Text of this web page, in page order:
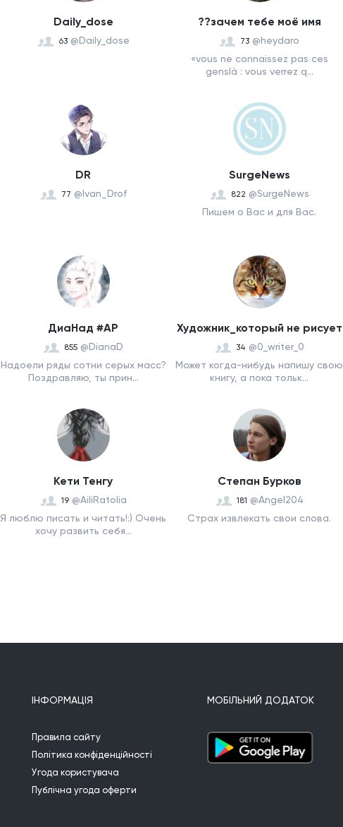
Daily_dose
63 @Daily_dose
??зачем тебе моё имя
73 @heydaro
«vous ne connaissez pas ces
genslà : vous verrez q...
DR
77 @Ivan_Drof
SurgeNews
822 @SurgeNews
Пишем о Вас и для Вас.
ДиаНад #АР
855 @DianaD
Надоели ряды сотни серых масс?
Поздравляю, ты прин...
Художник_который не рисует
34 @0_writer_0
Может когда-нибудь напишу свою
книгу, а пока тольк...
Кети Тенгу
19 @AiliRatolia
Я люблю писать и читать!:) Очень
хочу развить себя...
Степан Бурков
181 @Angel204
Страх извлекать свои слова.
ІНФОРМАЦІЯ
Правила сайту
Політика конфіденційності
Угода користувача
Публічна угода оферти
МОБІЛЬНИЙ ДОДАТОК